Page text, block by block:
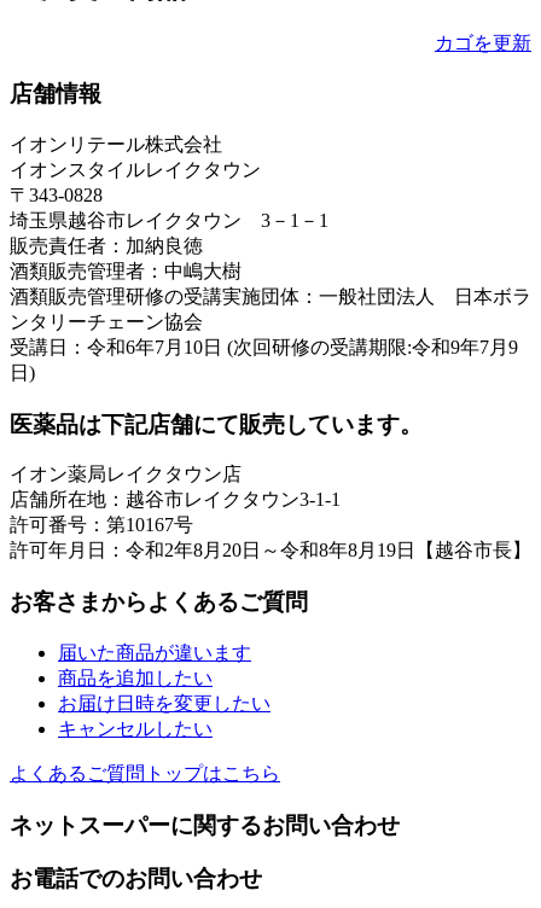
カゴを更新
店舗情報
イオンリテール株式会社
イオンスタイルレイクタウン
〒343-0828
埼玉県越谷市レイクタウン 3－1－1
販売責任者：加納良徳
酒類販売管理者：中嶋大樹
酒類販売管理研修の受講実施団体：一般社団法人 日本ボラ
ンタリーチェーン協会
受講日：令和6年7月10日 (次回研修の受講期限:令和9年7月9
日)
医薬品は下記店舗にて販売しています。
イオン薬局レイクタウン店
店舗所在地：越谷市レイクタウン3-1-1
許可番号：第10167号
許可年月日：令和2年8月20日～令和8年8月19日【越谷市長】
お客さまからよくあるご質問
届いた商品が違います
商品を追加したい
お届け日時を変更したい
キャンセルしたい
よくあるご質問トップはこちら
ネットスーパーに関するお問い合わせ
お電話でのお問い合わせ